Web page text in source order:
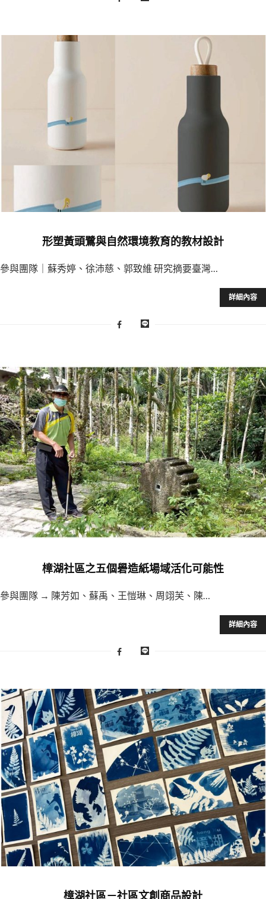
形塑黃頭鷺與自然環境教育的教材設計
參與團隊｜蘇秀婷、徐沛慈、郭致維 研究摘要臺灣…
詳細內容
樟湖社區之五個礐造紙場域活化可能性
參與團隊 → 陳芳如、蘇禹、王愷琳、周翊芙、陳…
詳細內容
樟湖社區－社區文創商品設計